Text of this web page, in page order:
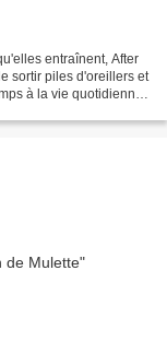
entraînent, After
sortir piles d'oreillers et
à la vie quotidienne